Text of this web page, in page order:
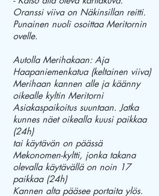
Oranssi viiva on Näkinsillan reitti.
Punainen nuoli osoittaa Meritornin
ovelle.
Autolla Merihakaan: Aja
Haapaniemenkatua (keltainen viiva)
Merihaan kannen alle ja käänny
oikealle kyltin Meritorni
Asiakaspaikoitus suuntaan.Jatka
kunnes näet oikealla kuusi paikkaa
(24h)
tai käytävän on päässä
Mekonomen-kyltti, jonka takana
olevalla käytävällä on noin 17
paikkaa (24h)
Kannen alta pääsee portaita ylös.